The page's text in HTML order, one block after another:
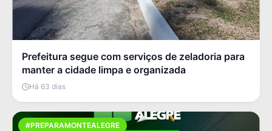
Prefeitura segue com serviços de zeladoria para
manter a cidade limpa e organizada
Há 63 dias
#PREPARAMONTEALEGRE